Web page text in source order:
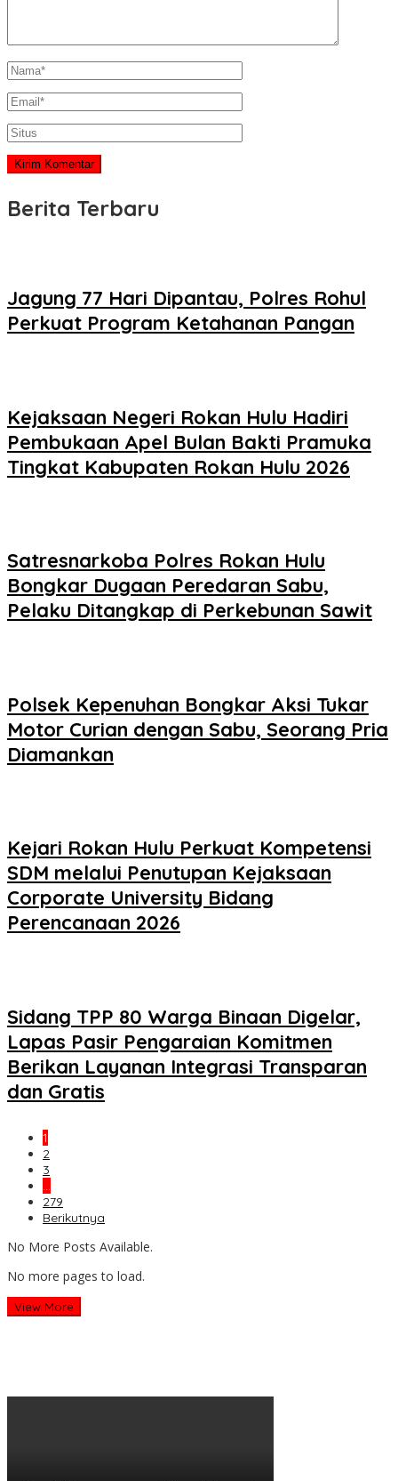
Berita Terbaru
Jagung 77 Hari Dipantau, Polres Rohul
Perkuat Program Ketahanan Pangan
Kejaksaan Negeri Rokan Hulu Hadiri
Pembukaan Apel Bulan Bakti Pramuka
Tingkat Kabupaten Rokan Hulu 2026
Satresnarkoba Polres Rokan Hulu
Bongkar Dugaan Peredaran Sabu,
Pelaku Ditangkap di Perkebunan Sawit
Polsek Kepenuhan Bongkar Aksi Tukar
Motor Curian dengan Sabu, Seorang Pria
Diamankan
Kejari Rokan Hulu Perkuat Kompetensi
SDM melalui Penutupan Kejaksaan
Corporate University Bidang
Perencanaan 2026
Sidang TPP 80 Warga Binaan Digelar,
Lapas Pasir Pengaraian Komitmen
Berikan Layanan Integrasi Transparan
dan Gratis
1
2
3
…
279
Berikutnya
No More Posts Available.
No more pages to load.
View More